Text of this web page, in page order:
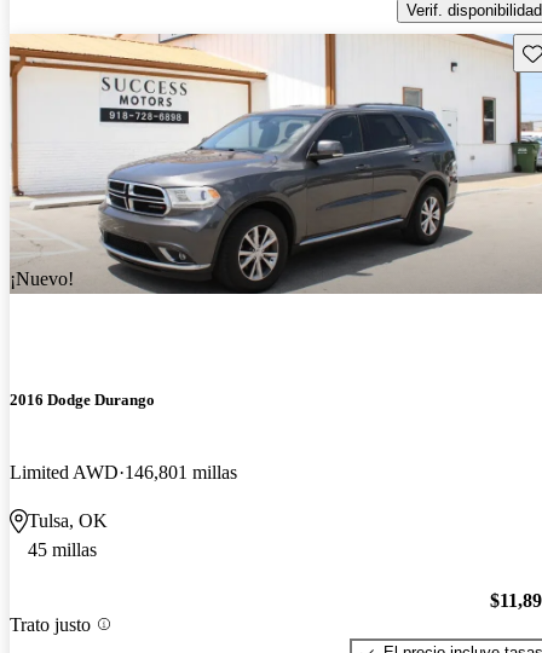
Verif. disponibilidad
¡Nuevo!
2016 Dodge Durango
Limited AWD 146,801 millas
Tulsa, OK
45 millas
Trato justo